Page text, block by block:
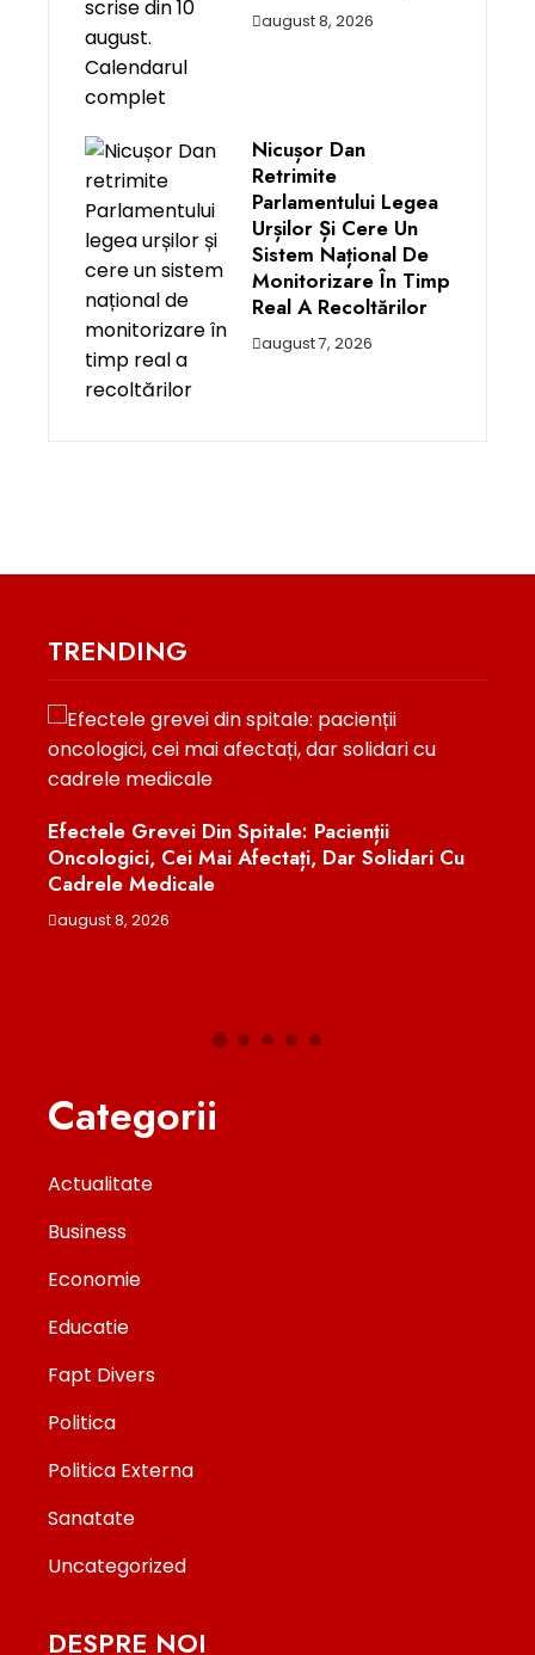
august 8, 2026
Nicușor Dan
Retrimite
Parlamentului Legea
Urșilor Și Cere Un
Sistem Național De
Monitorizare În Timp
Real A Recoltărilor
august 7, 2026
TRENDING
Efectele Grevei Din Spitale: Pacienții
Oncologici, Cei Mai Afectați, Dar Solidari Cu
Cadrele Medicale
august 8, 2026
Categorii
Actualitate
Business
Economie
Educatie
Fapt Divers
Politica
Politica Externa
Sanatate
Uncategorized
DESPRE NOI